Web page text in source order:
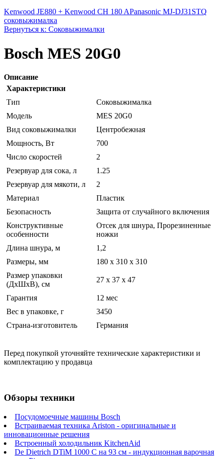
Kenwood JE880 + Kenwood CH 180 APanasonic MJ-DJ31STQ
соковыжималка
Вернуться к: Соковыжималки
Bosch MES 20G0
Описание
Характеристики
Тип
Соковыжималка
Модель
MES 20G0
Вид соковыжималки
Центробежная
Мощность, Вт
700
Число скоростей
2
Резервуар для сока, л
1.25
Резервуар для мякоти, л
2
Материал
Пластик
Безопасность
Защита от случайного включения
Конструктивные
особенности
Отсек для шнура, Прорезиненные
ножки
Длина шнура, м
1,2
Размеры, мм
180 x 310 x 310
Размер упаковки
(ДхШхВ), см
27 x 37 x 47
Гарантия
12 мес
Вес в упаковке, г
3450
Страна-изготовитель
Германия
Перед покупкой уточняйте технические характеристики и
комплектацию у продавца
Обзоры техники
Посудомоечные машины Bosch
Встраиваемая техника Ariston - оригинальные и
инновационные решения
Встроенный холодильник KitchenAid
De Dietrich DTiM 1000 C на 93 см - индукционная варочная